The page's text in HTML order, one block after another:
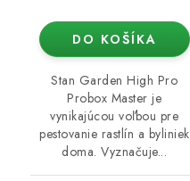
DO KOŠÍKA
Stan Garden High Pro
Probox Master je
vynikajúcou voľbou pre
pestovanie rastlín a byliniek
doma. Vyznačuje...